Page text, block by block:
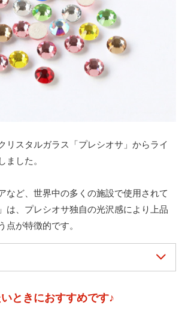
リスタルガラス「プレシオサ」からライ
ました。
など、世界中の多くの施設で使用されて
は、プレシオサ独自の光沢感により上品
点が特徴的です。
ときにおすすめです♪